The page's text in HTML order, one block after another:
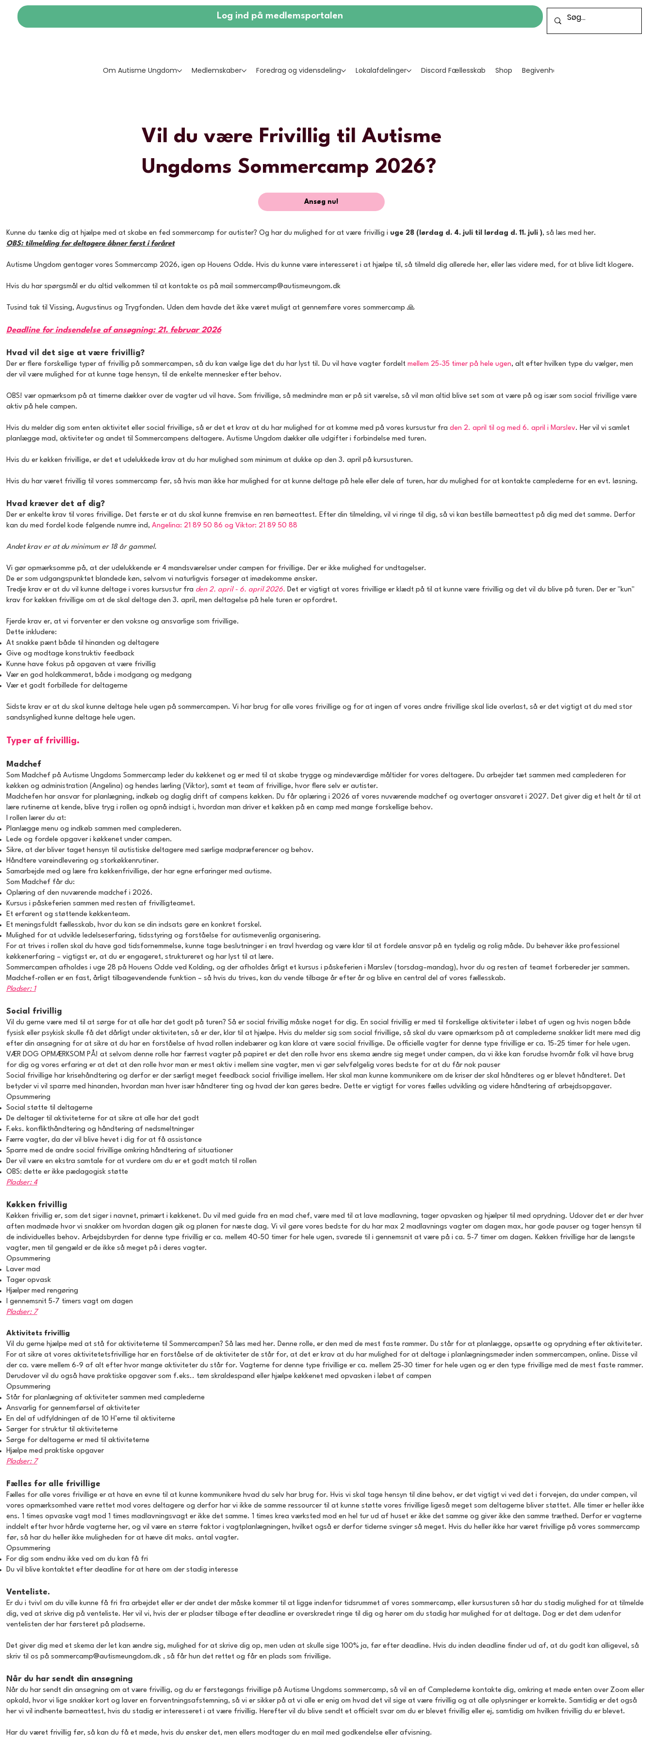
Log ind på medlemsportalen
Om Autisme Ungdom Medlemskaber Foredrag og vidensdeling Lokalafdelinger Discord Fællesskab Shop Begivenheder
Vil du være Frivillig til Autisme
Ungdoms Sommercamp 2026?
Ansøg nu!
Kunne du tænke dig at hjælpe med at skabe en fed sommercamp for autister? Og har du mulighed for at være frivillig i uge 28 (lørdag d. 4. juli til lørdag d. 11. juli ), så læs med her.
OBS: tilmelding for deltagere åbner først i foråret
Autisme Ungdom gentager vores Sommercamp 2026, igen op Houens Odde. Hvis du kunne være interesseret i at hjælpe til, så tilmeld dig allerede her, eller læs videre med, for at blive lidt klogere.
Hvis du har spørgsmål er du altid velkommen til at kontakte os på mail sommercamp@autismeungom.dk
Tusind tak til Vissing, Augustinus og Trygfonden. Uden dem havde det ikke været muligt at gennemføre vores sommercamp 🙏
Deadline for indsendelse af ansøgning: 21. februar 2026
Hvad vil det sige at være frivillig?
Der er flere forskellige typer af frivillig på sommercampen, så du kan vælge lige det du har lyst til. Du vil have vagter fordeltmellem 25-35 timer på hele ugen, alt efter hvilken type du vælger, men
der vil være mulighed for at kunne tage hensyn, til de enkelte mennesker efter behov.
OBS! vær opmærksom på at timerne dækker over de vagter ud vil have. Som frivillige, så medmindre man er på sit værelse, så vil man altid blive set som at være på og især som social frivillige være
aktiv på hele campen.
Hvis du melder dig som enten aktivitet eller social frivillige, så er det et krav at du har mulighed for at komme med på vores kursustur fra den 2. april til og med 6. april i Marslev. Her vil vi samlet
planlægge mad, aktiviteter og andet til Sommercampens deltagere. Autisme Ungdom dækker alle udgifter i forbindelse med turen.
Hvis du er køkken frivillige, er det et udelukkede krav at du har mulighed som minimum at dukke op den 3. april på kursusturen.
Hvis du har været frivillig til vores sommercamp før, så hvis man ikke har mulighed for at kunne deltage på hele eller dele af turen, har du mulighed for at kontakte camplederne for en evt. løsning.
Hvad kræver det af dig?
Der er enkelte krav til vores frivillige. Det første er at du skal kunne fremvise en ren børneattest. Efter din tilmelding, vil vi ringe til dig, så vi kan bestille børneattest på dig med det samme. Derfor
kan du med fordel kode følgende numre ind, Angelina: 21 89 50 86 og Viktor: 21 89 50 88
Andet krav er at du minimum er 18 år gammel.
Vi gør opmærksomme på, at der udelukkende er 4 mandsværelser under campen for frivillige. Der er ikke mulighed for undtagelser.
De er som udgangspunktet blandede køn, selvom vi naturligvis forsøger at imødekomme ønsker.
Tredje krav er at du vil kunne deltage i vores kursustur fra den 2. april - 6. april 2026. Det er vigtigt at vores frivillige er klædt på til at kunne være frivillig og det vil du blive på turen. Der er "kun"
krav for køkken frivillige om at de skal deltage den 3. april, men deltagelse på hele turen er opfordret.
Fjerde krav er, at vi forventer er den voksne og ansvarlige som frivillige.
Dette inkludere:
At snakke pænt både til hinanden og deltagere
Give og modtage konstruktiv feedback
Kunne have fokus på opgaven at være frivillig
Vær en god holdkammerat, både i modgang og medgang
Vær et godt forbillede for deltagerne
Sidste krav er at du skal kunne deltage hele ugen på sommercampen. Vi har brug for alle vores frivillige og for at ingen af vores andre frivillige skal lide overlast, så er det vigtigt at du med stor
sandsynlighed kunne deltage hele ugen.
Typer af frivillig.
Madchef
Som Madchef på Autisme Ungdoms Sommercamp leder du køkkenet og er med til at skabe trygge og mindeværdige måltider for vores deltagere. Du arbejder tæt sammen med camplederen for
køkken og administration (Angelina) og hendes lærling (Viktor), samt et team af frivillige, hvor flere selv er autister.
Madchefen har ansvar for planlægning, indkøb og daglig drift af campens køkken. Du får oplæring i 2026 af vores nuværende madchef og overtager ansvaret i 2027. Det giver dig et helt år til at
lære rutinerne at kende, blive tryg i rollen og opnå indsigt i, hvordan man driver et køkken på en camp med mange forskellige behov.
I rollen lærer du at:
Planlægge menu og indkøb sammen med camplederen.
Lede og fordele opgaver i køkkenet under campen.
Sikre, at der bliver taget hensyn til autistiske deltagere med særlige madpræferencer og behov.
Håndtere vareindlevering og storkøkkenrutiner.
Samarbejde med og lære fra køkkenfrivillige, der har egne erfaringer med autisme.
Som Madchef får du:
Oplæring af den nuværende madchef i 2026.
Kursus i påskeferien sammen med resten af frivilligteamet.
Et erfarent og støttende køkkenteam.
Et meningsfuldt fællesskab, hvor du kan se din indsats gøre en konkret forskel.
Mulighed for at udvikle ledelseserfaring, tidsstyring og forståelse for autismevenlig organisering.
For at trives i rollen skal du have god tidsfornemmelse, kunne tage beslutninger i en travl hverdag og være klar til at fordele ansvar på en tydelig og rolig måde. Du behøver ikke professionel
køkkenerfaring – vigtigst er, at du er engageret, struktureret og har lyst til at lære.
Sommercampen afholdes i uge 28 på Houens Odde ved Kolding, og der afholdes årligt et kursus i påskeferien i Marslev (torsdag–mandag), hvor du og resten af teamet forbereder jer sammen.
Madchef-rollen er en fast, årligt tilbagevendende funktion – så hvis du trives, kan du vende tilbage år efter år og blive en central del af vores fællesskab.
Pladser: 1
Social frivillig
Vil du gerne være med til at sørge for at alle har det godt på turen? Så er social frivillig måske noget for dig. En social frivillig er med til forskellige aktiviteter i løbet af ugen og hvis nogen både
fysisk eller psykisk skulle få det dårligt under aktiviteten, så er der, klar til at hjælpe. Hvis du melder sig som social frivillige, så skal du være opmærksom på at camplederne snakker lidt mere med dig
efter din ansøgning for at sikre at du har en forståelse af hvad rollen indebærer og kan klare at være social frivillige. De officielle vagter for denne type frivillige er ca. 15-25 timer for hele ugen.
VÆR DOG OPMÆRKSOM PÅ! at selvom denne rolle har færrest vagter på papiret er det den rolle hvor ens skema ændre sig meget under campen, da vi ikke kan forudse hvornår folk vil have brug
for dig og vores erfaring er at det at den rolle hvor man er mest aktiv i mellem sine vagter, men vi gør selvfølgelig vores bedste for at du får nok pauser
Social frivillige har krisehåndtering og derfor er der særligt meget feedback social frivillige imellem. Her skal man kunne kommunikere om de kriser der skal håndteres og er blevet håndteret. Det
betyder vi vil sparre med hinanden, hvordan man hver især håndterer ting og hvad der kan gøres bedre. Dette er vigtigt for vores fælles udvikling og videre håndtering af arbejdsopgaver.
Opsummering
Social støtte til deltagerne
De deltager til aktiviteterne for at sikre at alle har det godt
F.eks. konflikthåndtering og håndtering af nedsmeltninger
Færre vagter, da der vil blive hevet i dig for at få assistance
Sparre med de andre social frivillige omkring håndtering af situationer
Der vil være en ekstra samtale for at vurdere om du er et godt match til rollen
OBS: dette er ikke pædagogisk støtte
Pladser: 4
Køkken frivillig
Køkken frivillig er, som det siger i navnet, primært i køkkenet. Du vil med guide fra en mad chef, være med til at lave madlavning, tager opvasken og hjælper til med oprydning. Udover det er der hver
aften madmøde hvor vi snakker om hvordan dagen gik og planen for næste dag. Vi vil gøre vores bedste for du har max 2 madlavnings vagter om dagen max, har gode pauser og tager hensyn til
de individuelles behov. Arbejdsbyrden for denne type frivillig er ca. mellem 40-50 timer for hele ugen, svarede til i gennemsnit at være på i ca. 5-7 timer om dagen. Køkken frivillige har de længste
vagter, men til gengæld er de ikke så meget på i deres vagter.
​Opsummering
Laver mad
Tager opvask
Hjælper med rengøring
I gennemsnit 5-7 timers vagt om dagen
Pladser: 7
Aktivitets frivillig
Vil du gerne hjælpe med at stå for aktiviteterne til Sommercampen? Så læs med her. Denne rolle, er den med de mest faste rammer. Du står for at planlægge, opsætte og oprydning efter aktiviteter.
For at sikre at vores aktivitetetsfrivillige har en forståelse af de aktiviteter de står for, at det er krav at du har mulighed for at deltage i planlægningsmøder inden sommercampen, online. Disse vil
der ca. være mellem 6-9 af alt efter hvor mange aktiviteter du står for. Vagterne for denne type frivillige er ca. mellem 25-30 timer for hele ugen og er den type frivillige med de mest faste rammer.
Derudover vil du også have praktiske opgaver som f.eks.. tøm skraldespand eller hjælpe køkkenet med opvasken i løbet af campen
Opsummering
Står for planlægning af aktiviteter sammen med camplederne
Ansvarlig for gennemførsel af aktiviteter
En del af udfyldningen af de 10 H’erne til aktiviterne
Sørger for struktur til aktiviteterne
Sørge for deltagerne er med til aktiviteterne
Hjælpe med praktiske opgaver
Pladser: 7
Fælles for alle frivillige
Fælles for alle vores frivillige er at have en evne til at kunne kommunikere hvad du selv har brug for. Hvis vi skal tage hensyn til dine behov, er det vigtigt vi ved det i forvejen, da under campen, vil
vores opmærksomhed være rettet mod vores deltagere og derfor har vi ikke de samme ressourcer til at kunne støtte vores frivillige ligeså meget som deltagerne bliver støttet. Alle timer er heller ikke
ens. 1 times opvaske vagt mod 1 times madlavningsvagt er ikke det samme. 1 times krea værksted mod en hel tur ud af huset er ikke det samme og giver ikke den samme træthed. Derfor er vagterne
inddelt efter hvor hårde vagterne her, og vil være en større faktor i vagtplanlægningen, hvilket også er derfor tiderne svinger så meget. Hvis du heller ikke har været frivillige på vores sommercamp
før, så har du heller ikke muligheden for at hæve dit maks. antal vagter.
Opsummering
For dig som endnu ikke ved om du kan få fri
Du vil blive kontaktet efter deadline for at høre om der stadig interesse
Venteliste.
Er du i tvivl om du ville kunne få fri fra arbejdet eller er der andet der måske kommer til at ligge indenfor tidsrummet af vores sommercamp, eller kursusturen så har du stadig mulighed for at tilmelde
dig, ved at skrive dig på venteliste. Her vil vi, hvis der er pladser tilbage efter deadline er overskredet ringe til dig og hører om du stadig har mulighed for at deltage. Dog er det dem udenfor
ventelisten der har førsteret på pladserne.
Det giver dig med et skema der let kan ændre sig, mulighed for at skrive dig op, men uden at skulle sige 100% ja, før efter deadline. Hvis du inden deadline finder ud af, at du godt kan alligevel, så
skriv til os på sommercamp@autismeungdom.dk, så får hun det rettet og får en plads som frivillige.
Når du har sendt din ansøgning
Når du har sendt din ansøgning om at være frivillig, og du er førstegangs frivillige på Autisme Ungdoms sommercamp, så vil en af Camplederne kontakte dig, omkring et møde enten over Zoom eller
opkald, hvor vi lige snakker kort og laver en forventningsafstemning, så vi er sikker på at vi alle er enig om hvad det vil sige at være frivillig og at alle oplysninger er korrekte. Samtidig er det også
her vi vil indhente børneattest, hvis du stadig er interesseret i at være frivillig. Herefter vil du blive sendt et officielt svar om du er blevet frivillig eller ej, samtidig om hvilken frivillig du er blevet.
Har du været frivillig før, så kan du få et møde, hvis du ønsker det, men ellers modtager du en mail med godkendelse eller afvisning.